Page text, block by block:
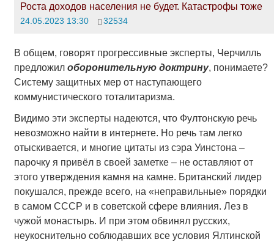
Роста доходов населения не будет. Катастрофы тоже
24.05.2023 13:30 32534
В общем, говорят прогрессивные эксперты, Черчилль
предложил оборонительную доктрину, понимаете?
Систему защитных мер от наступающего
коммунистического тоталитаризма.
Видимо эти эксперты надеются, что Фултонскую речь
невозможно найти в интернете. Но речь там легко
отыскивается, и многие цитаты из сэра Уинстона –
парочку я привёл в своей заметке – не оставляют от
этого утверждения камня на камне. Британский лидер
покушался, прежде всего, на «неправильные» порядки
в самом СССР и в советской сфере влияния. Лез в
чужой монастырь. И при этом обвинял русских,
неукоснительно соблюдавших все условия Ялтинской